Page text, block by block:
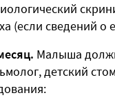
(если сведений о
Малыша
детский